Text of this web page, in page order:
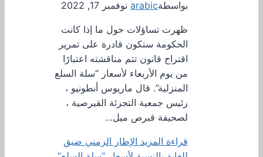
بواسطةarabic نوفمبر 17, 2022
ظهرت تساؤلات حول ما إذا كانت
الحكومة ستكون قادرة على تمرير
اقتراح قانون تتم مناقشته اعتبارًا
من يوم الأربعاء لأسعار “سلة السلع
المنزلية”. قال ماريوس أنطونيو ،
رئيس جمعية التجزئة القبرصية ،
لصحيفة قبرص ميل…
قراءة المزيد الإطار الزمني ضيق